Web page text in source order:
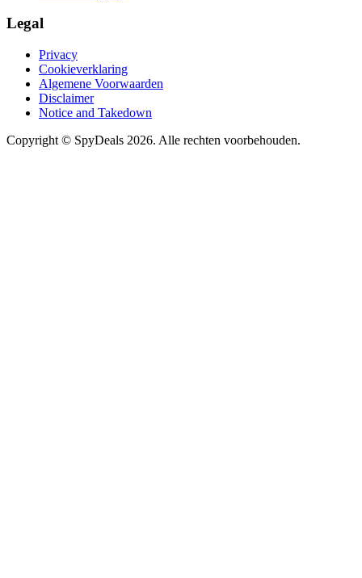
Legal
Privacy
Cookieverklaring
Algemene Voorwaarden
Disclaimer
Notice and Takedown
Copyright © SpyDeals 2026. Alle rechten voorbehouden.